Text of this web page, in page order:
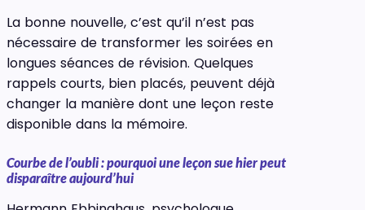
La bonne nouvelle, c’est qu’il n’est pas
nécessaire de transformer les soirées en
longues séances de révision. Quelques
rappels courts, bien placés, peuvent déjà
changer la manière dont une leçon reste
disponible dans la mémoire.
Courbe de l’oubli : pourquoi une leçon sue hier peut
disparaître aujourd’hui